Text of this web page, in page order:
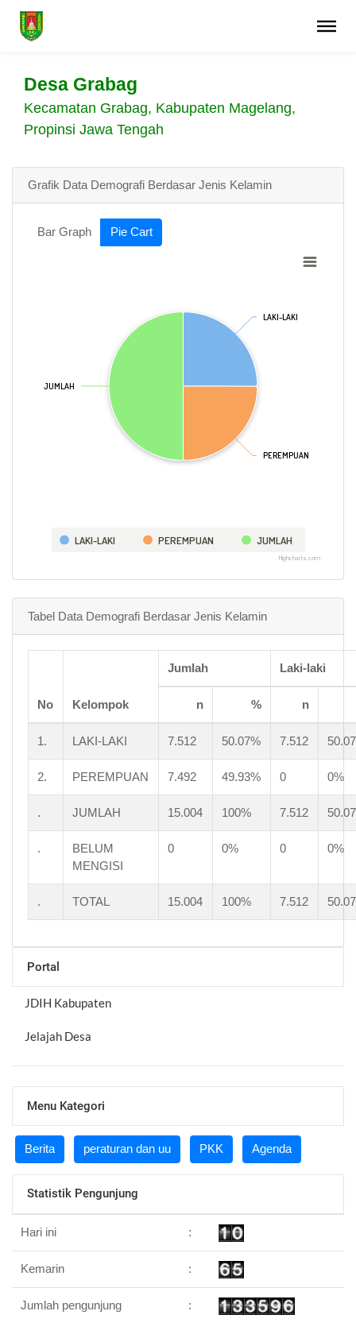
Desa Grabag
Kecamatan Grabag, Kabupaten Magelang,
Propinsi Jawa Tengah
Grafik Data Demografi Berdasar Jenis Kelamin
Bar Graph Pie Cart
LAKI-LAKI
LAKI-LAKI
PEREMPUAN
PEREMPUAN
JUMLAH
JUMLAH
LAKI-LAKI PEREMPUAN JUMLAH
Highcharts.com
Tabel Data Demografi Berdasar Jenis Kelamin
No Kelompok
Jumlah Laki-laki
n % n
1. LAKI-LAKI 7.512 50.07% 7.512
2. PEREMPUAN 7.492 49.93% 0 0%
. JUMLAH 15.004 100% 7.512
.
BELUM
MENGISI
0 0% 0 0%
. TOTAL 15.004 100% 7.512
Portal
JDIH Kabupaten
Jelajah Desa
Menu Kategori
Berita peraturan dan uu PKK Agenda
Statistik Pengunjung
Hari ini :
Kemarin :
Jumlah pengunjung :